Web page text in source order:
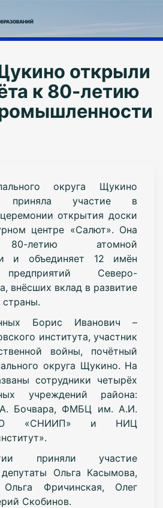
открыли
к 80-летию
округа Щукино
участие в
открытия доски
центре «Салют». Она
80-летию атомной
и объединяет 12 имён
предприятий Северо-
внёсших вклад в развитие
страны.
Борис Иванович –
института, участник
войны, почётный
округа Щукино. На
сотрудники четырёх
учреждений района:
Бочвара, ФМБЦ им. А.И.
АО «СНИИП» и НИЦ
приняли участие
Ольга Касымова,
Фричинская, Олег
Скобинов.